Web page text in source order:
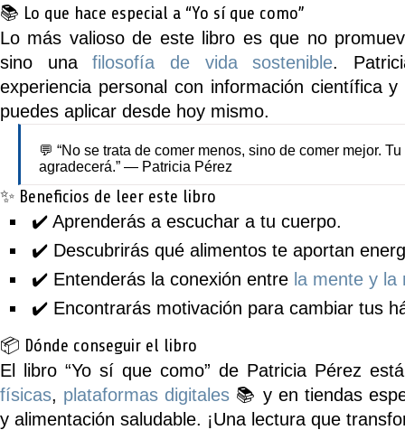
📚 Lo que hace especial a “Yo sí que como”
Lo más valioso de este libro es que no
sino unafilosofía de vida sostenible.
experiencia personal con información científica
puedes aplicar desde hoy mismo.
💬 “No se trata de comer menos, sino de comer mejor.
agradecerá.” — Patricia Pérez
✨ Beneficios de leer este libro
✔️ Aprenderás a escuchar a tu cuerpo.
✔️ Descubrirás qué alimentos te aportan
✔️ Entenderás la conexión entre la mente y la
✔️ Encontrarás motivación para cambiar tus
📦 Dónde conseguir el libro
El libro “Yo sí que como” de Patricia Pérez
físicas, plataformas digitales 📚 y en tiendas
y alimentación saludable. ¡Una lectura que